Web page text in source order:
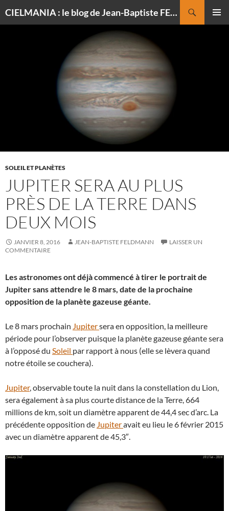
CIELMANIA : le blog de Jean-Baptiste FELDMANN, photographe du ciel
SOLEIL ET PLANÈTES
JUPITER SERA AU PLUS
PRÈS DE LA TERRE DANS
DEUX MOIS
JANVIER 8, 2016 JEAN-BAPTISTE FELDMANN
LAISSER UN
COMMENTAIRE
Les astronomes ont déjà commencé à tirer le portrait de
Jupiter sans attendre le 8 mars, date de la prochaine
opposition de la planète gazeuse géante.
Le 8 mars prochain Jupitersera en opposition, la meilleure
période pour l’observer puisque la planète gazeuse géante sera
à l’opposé du Soleil par rapport à nous (elle se lèvera quand
notre étoile se couchera).
Jupiter, observable toute la nuit dans la constellation du Lion,
sera également à sa plus courte distance de la Terre, 664
millions de km, soit un diamètre apparent de 44,4 sec d’arc. La
précédente opposition de Jupiteravait eu lieu le 6 février 2015
avec un diamètre apparent de 45,3″.